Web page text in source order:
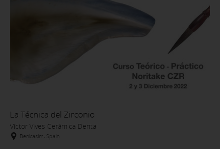
La Técnica del Zirconio
Víctor Vives Cerámica Dental
Benicasim, Spain